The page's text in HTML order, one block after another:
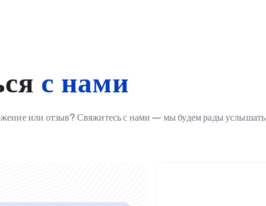
с нами
или отзыв? Свяжитесь с нами — мы будем рады услышать